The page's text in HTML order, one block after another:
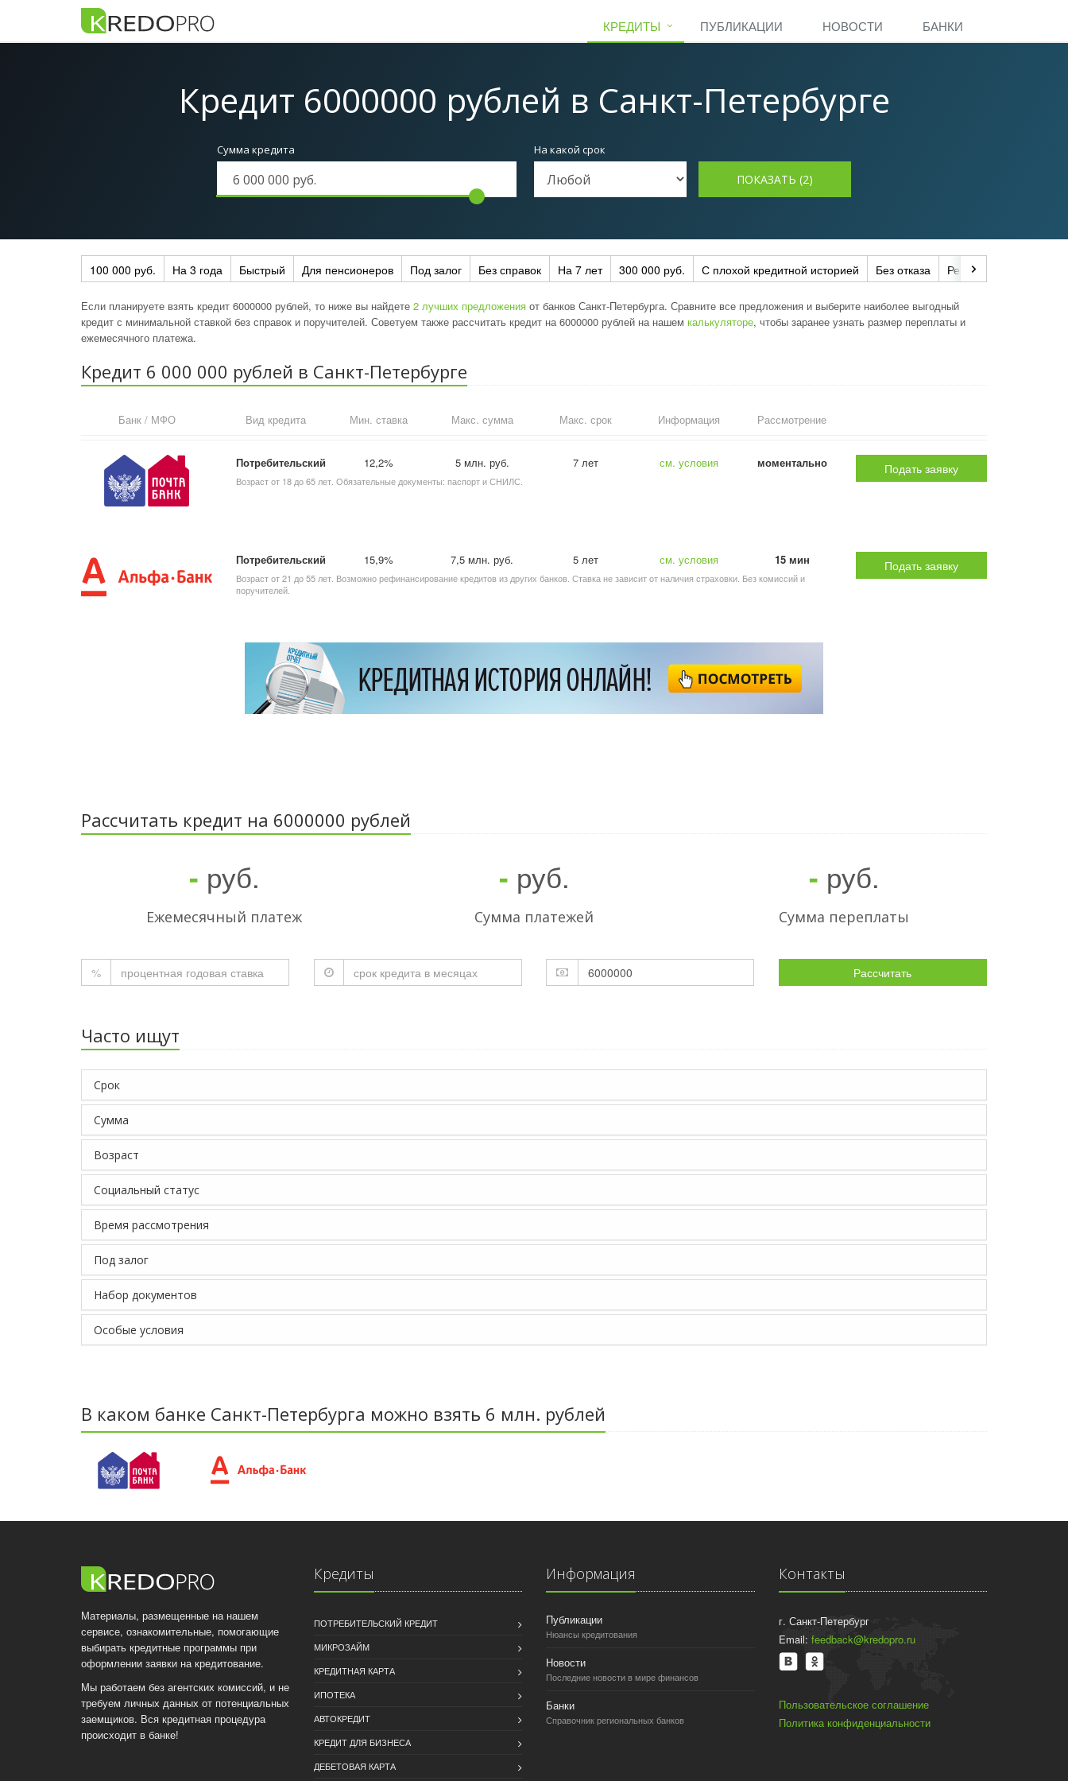
КРЕДИТЫ ПУБЛИКАЦИИ НОВОСТИ БАНКИ
Кредит 6000000 рублей в Санкт-Петербурге
Сумма кредита На какой срок
100 000 руб. На 3 года Быстрый Для пенсионеров Под залог Без справок На 7 лет 300 000 руб. С плохой кредитной историей Без отказа Рефинансирование
Если планируете взять кредит 6000000 рублей, то ниже вы найдете 2 лучших предложения от банков Санкт-Петербурга. Сравните все предложения и выберите наиболее выгодный
кредит с минимальной ставкой без справок и поручителей. Советуем также рассчитать кредит на 6000000 рублей на нашем калькуляторе, чтобы заранее узнать размер переплаты и
ежемесячного платежа.
Кредит 6 000 000 рублей в Санкт-Петербурге
Банк / МФО Вид кредита Мин. ставка Макс. сумма Макс. срок Информация Рассмотрение
Потребительский 12,2% 5 млн. руб. 7 лет см. условия моментально
Возраст от 18 до 65 лет. Обязательные документы: паспорт и СНИЛС.
Подать заявку
Потребительский 15,9% 7,5 млн. руб. 5 лет см. условия 15 мин
Возраст от 21 до 55 лет. Возможно рефинансирование кредитов из других банков. Ставка не зависит от наличия страховки. Без комиссий и
поручителей.
Подать заявку
Рассчитать кредит на 6000000 рублей
- руб.
Ежемесячный платеж
- руб.
Cумма платежей
- руб.
Сумма переплаты
% Рассчитать
Часто ищут
Срок
Сумма
Возраст
Социальный статус
Время рассмотрения
Под залог
Набор документов
Особые условия
В каком банке Санкт-Петербурга можно взять 6 млн. рублей
Материалы, размещенные на нашем
сервисе, ознакомительные, помогающие
выбирать кредитные программы при
оформлении заявки на кредитование.
Мы работаем без агентских комиссий, и не
требуем личных данных от потенциальных
заемщиков. Вся кредитная процедура
происходит в банке!
Кредиты
ПОТРЕБИТЕЛЬСКИЙ КРЕДИТ
МИКРОЗАЙМ
КРЕДИТНАЯ КАРТА
ИПОТЕКА
АВТОКРЕДИТ
КРЕДИТ ДЛЯ БИЗНЕСА
ДЕБЕТОВАЯ КАРТА
Информация
Публикации
Нюансы кредитования
Новости
Последние новости в мире финансов
Банки
Справочник региональных банков
Контакты
г. Санкт-Петербург
Email: feedback@kredopro.ru
Пользовательское соглашение
Политика конфиденциальности